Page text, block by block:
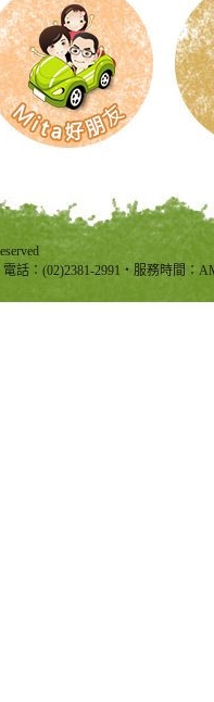
話：(02)2381-2991‧服務時間：